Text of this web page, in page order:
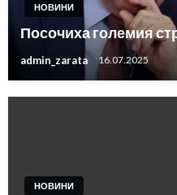
НОВИНИ
Посочиха големия
admin_zarata 16.07.2025
НОВИНИ